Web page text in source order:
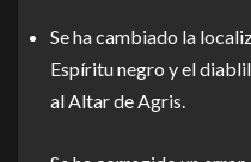
Se ha cambiado la
Espíritu negro y el
al Altar de Agris.